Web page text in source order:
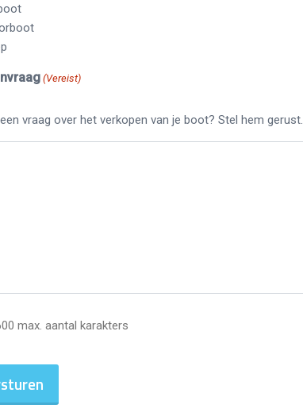
(Vereist)
vraag over het verkopen van je boot? Stel hem gerust.
max. aantal karakters